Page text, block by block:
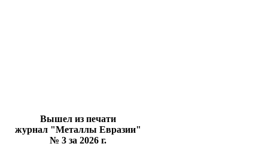
Вышел из печати
журнал "Металлы Евразии"
№ 3 за 2026 г.